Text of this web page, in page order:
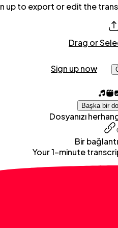
up to export or edit the
Drag or
Sign up now
Başka bir
Dosyanızı
Bir bağlantı
Your 1-minute